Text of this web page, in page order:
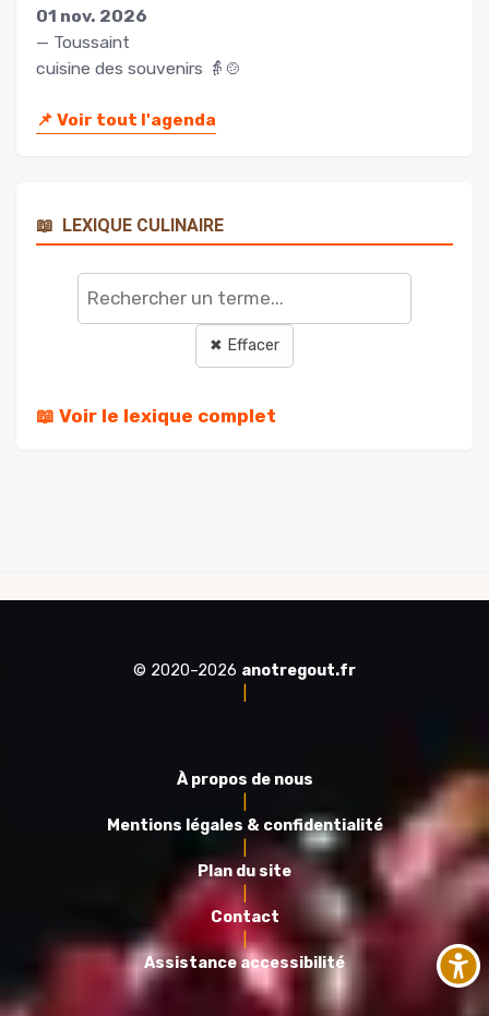
01 nov. 2026
— Toussaint
cuisine des souvenirs 👵🍲
📌 Voir tout l'agenda
📖 LEXIQUE CULINAIRE
Rechercher
terme
✖ Effacer
📖 Voir le lexique complet
© 2020–2026 anotregout.fr
À propos de nous
Mentions légales & confidentialité
Plan du site
|
Contact
|
Assistance accessibilité